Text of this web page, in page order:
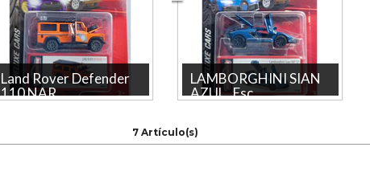
Land Rover Defender
110 NAR...
tienda más grande en línea de
LAMBORGHINI SIAN
AZUL , Esc...
Escala 1:64, Marca
MAJORETTE La tienda mas
7 Artículo(s)